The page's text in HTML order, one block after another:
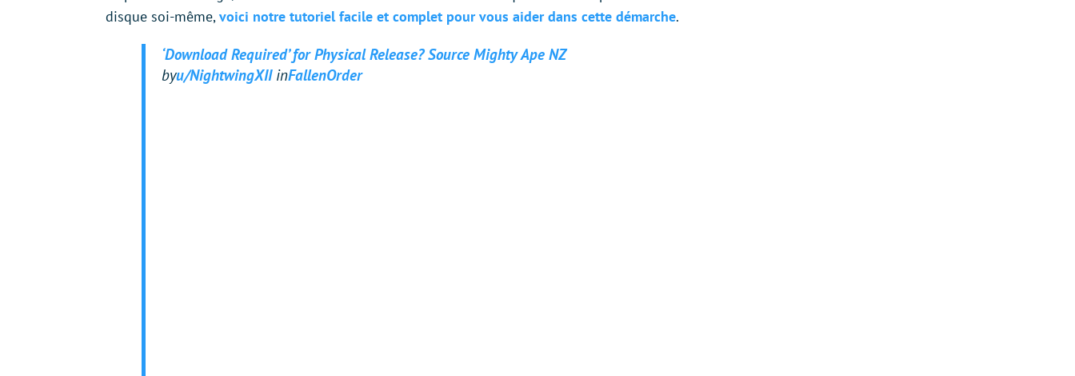
disque soi-même, voici notre tutoriel facile et complet pour vous aider dans cette démarche.
‘Download Required’ for Physical Release? Source Mighty Ape NZ
byu/NightwingXIIinFallenOrder